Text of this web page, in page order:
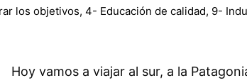
los objetivos, 4- Educación de calidad, 9-
Hoy vamos a viajar al sur, a la